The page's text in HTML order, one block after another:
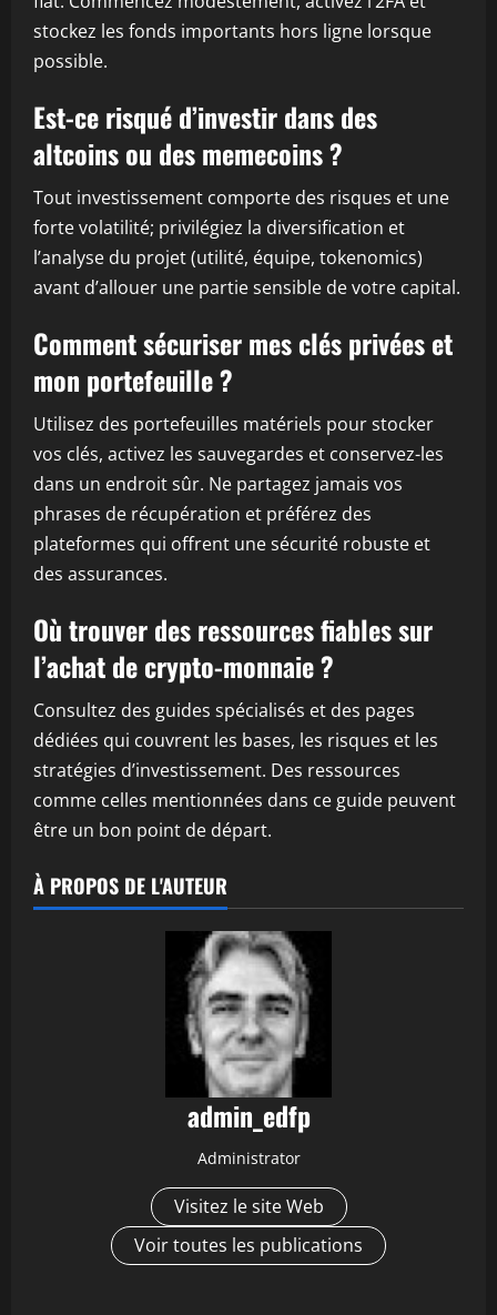
stockez les fonds importants hors ligne lorsque
possible.
Est-ce risqué d’investir dans des
altcoins ou des memecoins ?
Tout investissement comporte des risques et une
forte volatilité; privilégiez la diversification et
l’analyse du projet (utilité, équipe, tokenomics)
avant d’allouer une partie sensible de votre capital.
Comment sécuriser mes clés privées et
mon portefeuille ?
Utilisez des portefeuilles matériels pour stocker
vos clés, activez les sauvegardes et conservez-les
dans un endroit sûr. Ne partagez jamais vos
phrases de récupération et préférez des
plateformes qui offrent une sécurité robuste et
des assurances.
Où trouver des ressources fiables sur
l’achat de crypto-monnaie ?
Consultez des guides spécialisés et des pages
dédiées qui couvrent les bases, les risques et les
stratégies d’investissement. Des ressources
comme celles mentionnées dans ce guide peuvent
être un bon point de départ.
À PROPOS DE L'AUTEUR
admin_edfp
Administrator
Visitez le site Web
Voir toutes les publications